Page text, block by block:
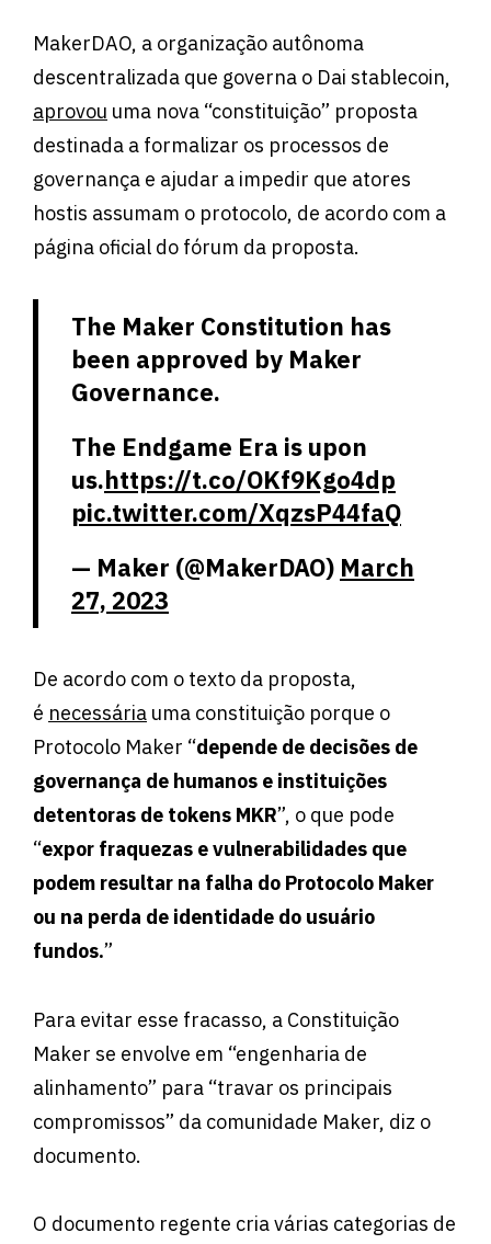
MakerDAO, a organização autônoma
descentralizada que governa o Dai stablecoin,
aprovou uma nova “constituição” proposta
destinada a formalizar os processos de
governança e ajudar a impedir que atores
hostis assumam o protocolo, de acordo com a
página oficial do fórum da proposta.
The Maker Constitution has
been approved by Maker
Governance.
The Endgame Era is upon
us.https://t.co/OKf9Kgo4dp
pic.twitter.com/XqzsP44faQ
— Maker (@MakerDAO) March
27, 2023
De acordo com o texto da proposta,
é necessária uma constituição porque o
Protocolo Maker “depende de decisões de
governança de humanos e instituições
detentoras de tokens MKR”, o que pode
“expor fraquezas e vulnerabilidades que
podem resultar na falha do Protocolo Maker
ou na perda de identidade do usuário
fundos.”
Para evitar esse fracasso, a Constituição
Maker se envolve em “engenharia de
alinhamento” para “travar os principais
compromissos” da comunidade Maker, diz o
documento.
O documento regente cria várias categorias de